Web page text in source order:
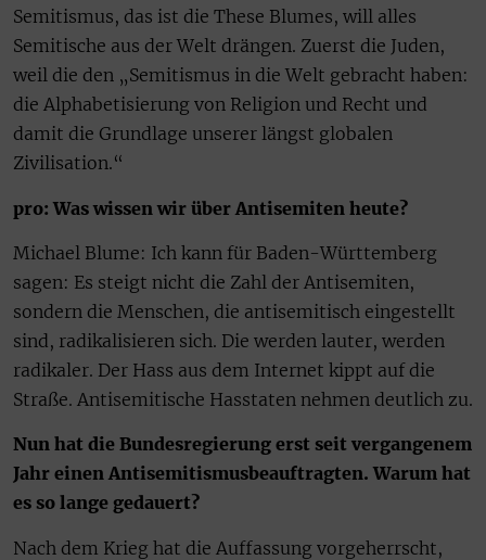
Semitismus, das ist die These Blumes, will alles
Semitische aus der Welt drängen. Zuerst die Juden,
weil die den „Semitismus in die Welt gebracht haben:
die Alphabetisierung von Religion und Recht und
damit die Grundlage unserer längst globalen
Zivilisation.“
pro: Was wissen wir über Antisemiten heute?
Michael Blume: Ich kann für Baden-Württemberg
sagen: Es steigt nicht die Zahl der Antisemiten,
sondern die Menschen, die antisemitisch eingestellt
sind, radikalisieren sich. Die werden lauter, werden
radikaler. Der Hass aus dem Internet kippt auf die
Straße. Antisemitische Hasstaten nehmen deutlich zu.
Nun hat die Bundesregierung erst seit vergangenem
Jahr einen Antisemitismusbeauftragten. Warum hat
es so lange gedauert?
Nach dem Krieg hat die Auffassung vorgeherrscht,